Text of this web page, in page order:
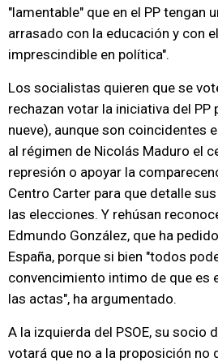
"lamentable" que en el PP tengan
arrasado con la educación y con
imprescindible en política".
Los socialistas quieren que se
rechazan votar la iniciativa del PP
nueve), aunque son coincidentes
al régimen de Nicolás Maduro el
represión o apoyar la
Centro Carter para que detalle
las elecciones. Y rehúsan
Edmundo González, que ha
España, porque si bien "todos
convencimiento intimo de que es
las actas", ha argumentado.
A la izquierda del PSOE, su socio
votará que no a la proposición no